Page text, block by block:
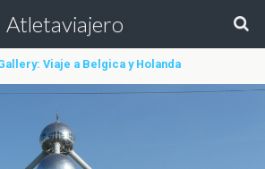
Atletaviajero
Viaje a Belgica y Holanda